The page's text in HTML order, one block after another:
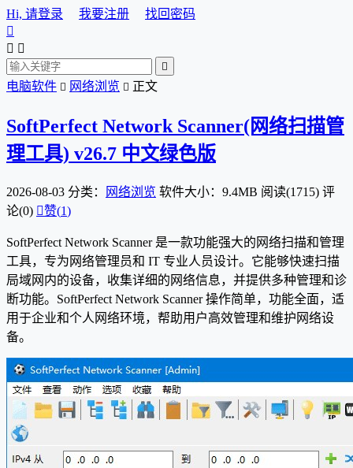
Hi, 请登录 我要注册
找回密码

 

电脑软件  网络浏览  正文
SoftPerfect Network Scanner(网络扫描管
理工具) v26.7 中文绿色版
2026-08-03 分类： 网络浏览 软件大小：9.4MB 阅读(1715) 评
论(0) 赞(1)
SoftPerfect Network Scanner 是一款功能强大的网络扫描和管理
工具，专为网络管理员和 IT 专业人员设计。它能够快速扫描
局域网内的设备，收集详细的网络信息，并提供多种管理和诊
断功能。SoftPerfect Network Scanner 操作简单，功能全面，适
用于企业和个人网络环境，帮助用户高效管理和维护网络设
备。